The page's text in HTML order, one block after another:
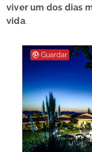
viver um dos dias
vida.
Guardar